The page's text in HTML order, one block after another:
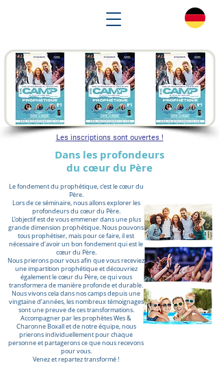
Les inscriptions sont ouvertes !
Dans les profondeurs
du cœur du Père
Le fondement du prophétique, c'est le cœur du
Père.
Lors de ce séminaire, nous allons explorer les
profondeurs du cœur du Père.
L’objectif est de vous emmener dans une plus
grande dimension prophétique. Nous pouvons
tous prophétiser, mais pour ce faire, il est
nécessaire d’avoir un bon fondement qui est le
cœur du Père.
Nous prierons pour vous afin que vous receviez
une impartition prophétique et découvriez
également le cœur du Père, ce qui vous
transformera de manière profonde et durable.
Nous vivons cela dans nos camps depuis une
vingtaine d’années, les nombreux témoignages
sont une preuve de ces transformations.
Accompagner par les prophètes Wes &
Charonne Boxall et de notre équipe, nous
prierons individuellement pour chaque
personne et partagerons ce que nous recevons
pour vous.
Venez et repartez transformé !